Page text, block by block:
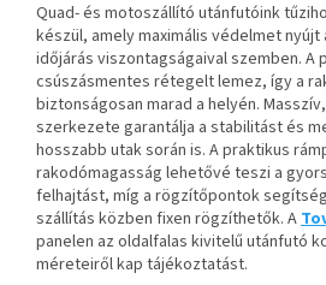
Quad- és motoszállító utánfutóink
készül, amely maximális védelmet nyújt
időjárás viszontagságaival szemben. A
csúszásmentes rétegelt lemez, így a
biztonságosan marad a helyén.
szerkezete garantálja a stabilitást és
hosszabb utak során is. A praktikus
rakodómagasság lehetővé teszi a
felhajtást, míg a rögzítőpontok
szállítás közben fixen rögzíthetők. A
panelen az oldalfalas kivitelű utánfutó
méreteiről kap tájékoztatást.